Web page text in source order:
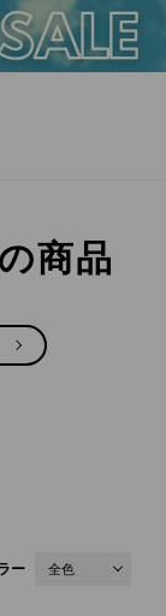
商品
ー 全色